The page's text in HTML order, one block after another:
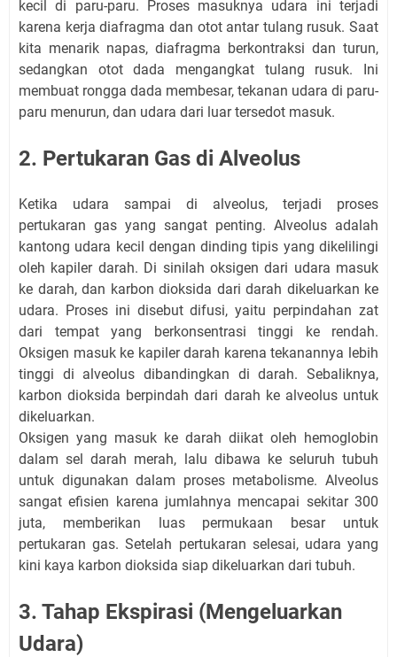
kecil di paru-paru. Proses masuknya udara ini terjadi
karena kerja diafragma dan otot antar tulang rusuk. Saat
kita menarik napas, diafragma berkontraksi dan turun,
sedangkan otot dada mengangkat tulang rusuk. Ini
membuat rongga dada membesar, tekanan udara di paru-
paru menurun, dan udara dari luar tersedot masuk.
2. Pertukaran Gas di Alveolus
Ketika udara sampai di alveolus, terjadi proses
pertukaran gas yang sangat penting. Alveolus adalah
kantong udara kecil dengan dinding tipis yang dikelilingi
oleh kapiler darah. Di sinilah oksigen dari udara masuk
ke darah, dan karbon dioksida dari darah dikeluarkan ke
udara. Proses ini disebut difusi, yaitu perpindahan zat
dari tempat yang berkonsentrasi tinggi ke rendah.
Oksigen masuk ke kapiler darah karena tekanannya lebih
tinggi di alveolus dibandingkan di darah. Sebaliknya,
karbon dioksida berpindah dari darah ke alveolus untuk
dikeluarkan.
Oksigen yang masuk ke darah diikat oleh hemoglobin
dalam sel darah merah, lalu dibawa ke seluruh tubuh
untuk digunakan dalam proses metabolisme. Alveolus
sangat efisien karena jumlahnya mencapai sekitar 300
juta, memberikan luas permukaan besar untuk
pertukaran gas. Setelah pertukaran selesai, udara yang
kini kaya karbon dioksida siap dikeluarkan dari tubuh.
3. Tahap Ekspirasi (Mengeluarkan
Udara)